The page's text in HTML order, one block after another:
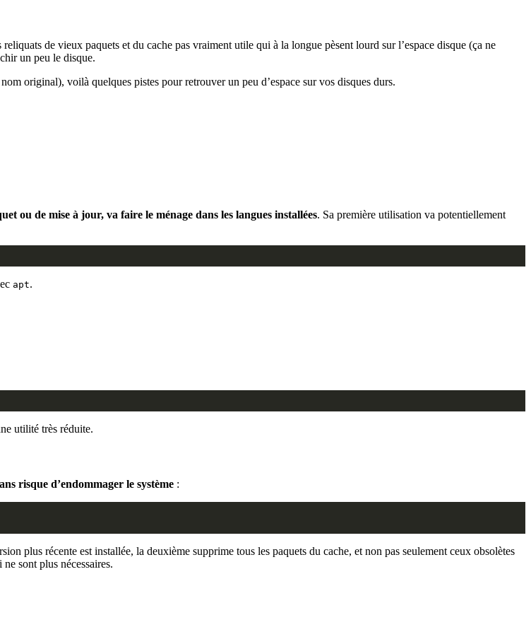
de vieux paquets et du cache pas vraiment utile qui à la longue pèsent lourd sur l’espace disque (ça ne
un peu le disque.
original), voilà quelques pistes pour retrouver un peu d’espace sur vos disques durs.
ou de mise à jour, va faire le ménage dans les langues installées. Sa première utilisation va potentiellement
apt.
utilité très réduite.
risque d’endommager le système :
plus récente est installée, la deuxième supprime tous les paquets du cache, et non pas seulement ceux obsolètes
sont plus nécessaires.